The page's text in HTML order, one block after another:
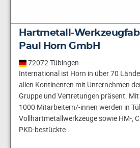
Hartmetall-
Paul Horn GmbH
72072 Tübingen
International ist Horn in über 70
allen Kontinenten mit Unternehmen
Gruppe und Vertretungen präsent.
1000 Mitarbeitern/-innen werden in
Vollhartmetallwerkzeuge sowie HM-,
PKD-bestückte…